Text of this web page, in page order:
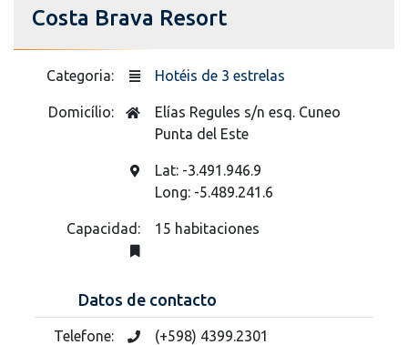
Costa Brava Resort
Categoria: Hotéis de 3 estrelas
Domicílio:
Elías Regules s/n esq. Cuneo
Punta del Este
Lat: -3.491.946.9
Long: -5.489.241.6
Capacidad: 15 habitaciones
Datos de contacto
Telefone: (+598) 4399.2301